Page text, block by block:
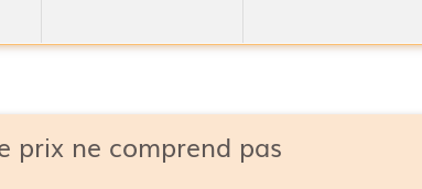
prix ne comprend pas